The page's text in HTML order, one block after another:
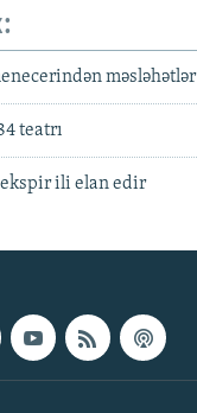
məsləhətlər
teatrı
ili elan edir